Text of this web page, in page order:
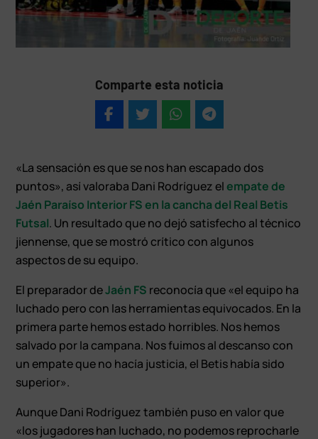
Comparte esta noticia
«La sensación es que se nos han escapado dos
puntos», así valoraba Dani Rodríguez elempate de
Jaén Paraíso Interior FS en la cancha del Real Betis
Futsal. Un resultado que no dejó satisfecho al técnico
jiennense, que se mostró crítico con algunos
aspectos de su equipo.
El preparador deJaén FS reconocía que «el equipo ha
luchado pero con las herramientas equivocados. En la
primera parte hemos estado horribles. Nos hemos
salvado por la campana. Nos fuimos al descanso con
un empate que no hacía justicia, el Betis había sido
superior».
Aunque Dani Rodríguez también puso en valor que
«los jugadores han luchado, no podemos reprocharle